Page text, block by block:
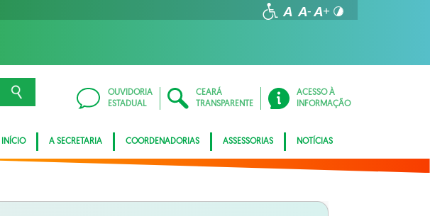
OUVIDORIA
ESTADUAL
CEARÁ
TRANSPARENTE
ACESSO À
INFORMAÇÃO
INÍCIO A SECRETARIA COORDENADORIAS ASSESSORIAS NOTÍCIAS